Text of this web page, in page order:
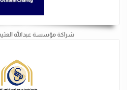
شراكة مؤسسة عبدالله العثيم